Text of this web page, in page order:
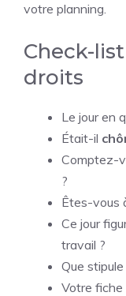
votre planning.
Check-
droits
Le jour en
Était-il
Comptez-
?
Êtes-vous
Ce jour
travail ?
Que
Votre